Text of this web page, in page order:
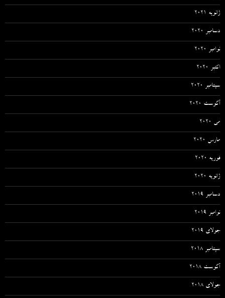
ژانویه 2021
دسامبر 2020
نوامبر 2020
اکتبر 2020
سپتامبر 2020
آگوست 2020
می 2020
مارس 2020
فوریه 2020
ژانویه 2020
دسامبر 2019
نوامبر 2019
جولای 2019
سپتامبر 2018
آگوست 2018
جولای 2018